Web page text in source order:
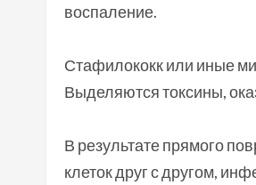
воспаление.
Стафилококк или иные
Выделяются токсины,
В результате прямого
клеток друг с другом,